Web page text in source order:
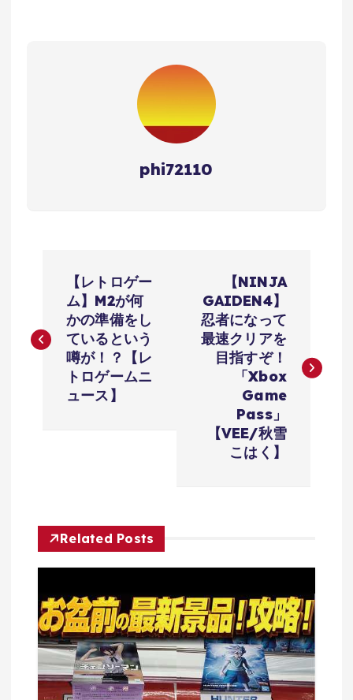
phi72110
ナ
ョ
ン
【レトロゲー
ム】M2が何
かの準備をし
ているという
噂が！？【レ
トロゲームニ
ュース】
【NINJA
GAIDEN4】
忍者になって
最速クリアを
目指すぞ！
「Xbox
Game
Pass」
【VEE/秋雪
こはく】
Related Posts